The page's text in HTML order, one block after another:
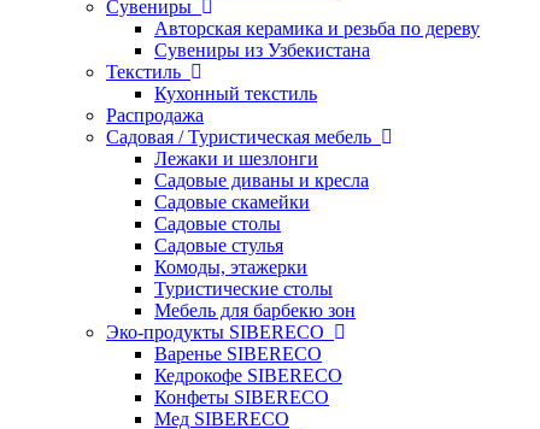
Сувениры
Авторская керамика и резьба по дереву
Сувениры из Узбекистана
Текстиль
Кухонный текстиль
Распродажа
Садовая / Туристическая мебель
Лежаки и шезлонги
Садовые диваны и кресла
Садовые скамейки
Садовые столы
Садовые стулья
Комоды, этажерки
Туристические столы
Мебель для барбекю зон
Эко-продукты SIBERECO
Варенье SIBERECO
Кедрокофе SIBERECO
Конфеты SIBERECO
Мед SIBERECO